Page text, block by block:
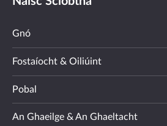
Gnó
Fostaíocht & Oiliúint
Pobal
An Ghaeilge & An Ghaeltacht